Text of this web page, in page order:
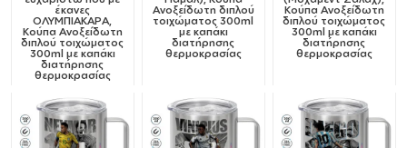
έκανες
ΟΛΥΜΠΙΑΚΑΡΑ,
Κούπα Ανοξείδωτη
διπλού τοιχώματος
300ml με καπάκι
διατήρησης
θερμοκρασίας
Ανοξείδωτη διπλού
τοιχώματος 300ml
με καπάκι
διατήρησης
θερμοκρασίας
Κούπα Ανοξείδωτη
διπλού τοιχώματος
300ml με καπάκι
διατήρησης
θερμοκρασίας